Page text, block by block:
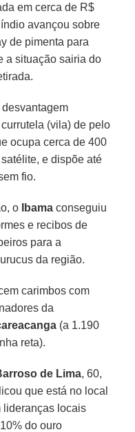
em cerca de R$
avançou sobre
de pimenta para
a situação sairia do
(vila) de pelo
ocupa cerca de 400
e dispõe até
fio.
o Ibama conseguiu
e recibos de
para a
da região.
carimbos com
da
(a 1.190
reta).
de Lima, 60,
que está no local
lideranças locais
do ouro